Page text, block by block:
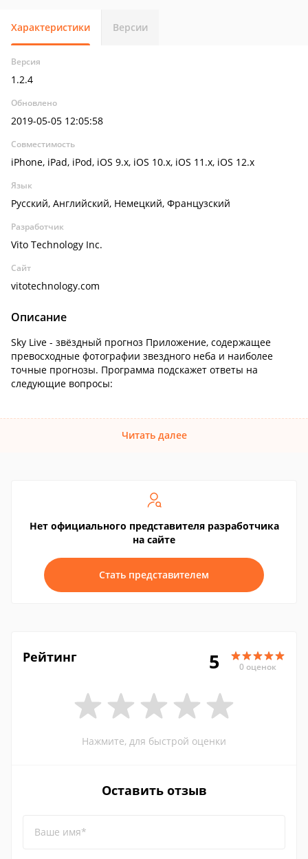
Характеристики Версии
Версия
1.2.4
Обновлено
2019-05-05 12:05:58
Совместимость
iPhone, iPad, iPod, iOS 9.x, iOS 10.x, iOS 11.x, iOS 12.x
Язык
Русский, Английский, Немецкий, Французский
Разработчик
Vito Technology Inc.
Сайт
vitotechnology.com
Описание
Sky Live - звёздный прогноз Приложение, содержащее
превосходные фотографии звездного неба и наиболее
точные прогнозы. Программа подскажет ответы на
следующие вопросы:
Читать далее
Нет официального представителя разработчика
на сайте
Стать представителем
Рейтинг 5 0 оценок
Нажмите, для быстрой оценки
Оставить отзыв
Ваше имя*